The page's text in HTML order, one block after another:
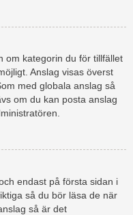
om kategorin du för tillfället
Anslag visas överst
med globala anslag så
om du kan posta anslag
endast på första sidan i
så du bör läsa de när
så är det